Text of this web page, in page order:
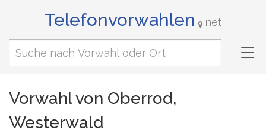
Telefonvorwahlen net
Vorwahl von Oberrod,
Westerwald